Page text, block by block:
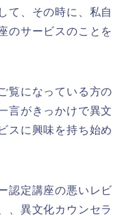
て、その時に、私自
のサービスのことを
覧になっている方の
言がきっかけで異文
スに興味を持ち始め
認定講座の悪いレビ
、異文化カウンセラ